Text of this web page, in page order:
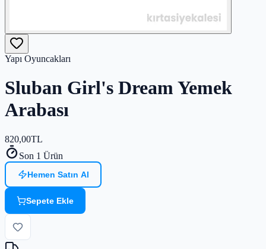
Yapı Oyuncakları
Sluban Girl's Dream Yemek
Arabası
820,00TL
Son 1 Ürün
Hemen Satın Al
Sepete Ekle